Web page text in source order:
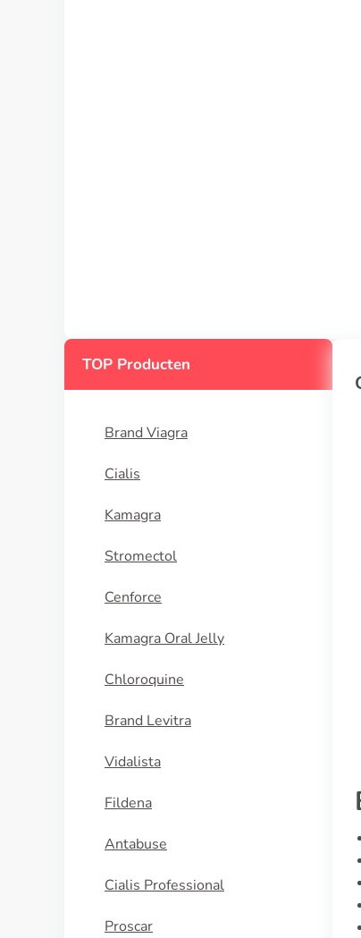
TOP Producten
Brand Viagra
Cialis
Kamagra
Stromectol
Cenforce
Kamagra Oral Jelly
Chloroquine
Brand Levitra
Vidalista
Fildena
Antabuse
Cialis Professional
Proscar